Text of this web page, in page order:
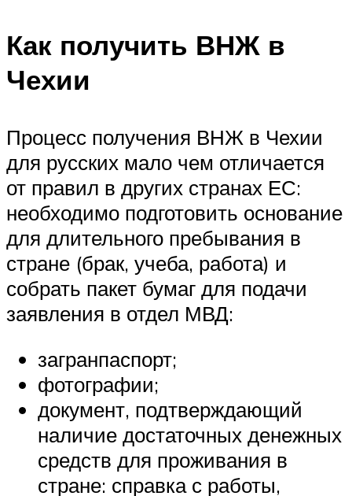
Как получить ВНЖ в
Чехии
Процесс получения ВНЖ в Чехии
для русских мало чем отличается
от правил в других странах ЕС:
необходимо подготовить основание
для длительного пребывания в
стране (брак, учеба, работа) и
собрать пакет бумаг для подачи
заявления в отдел МВД:
загранпаспорт;
фотографии;
документ, подтверждающий
наличие достаточных денежных
средств для проживания в
стране: справка с работы,